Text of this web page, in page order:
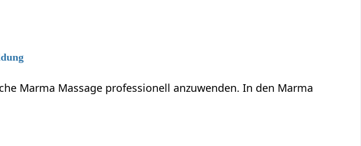
Marma Massage professionell anzuwenden. In den Marma